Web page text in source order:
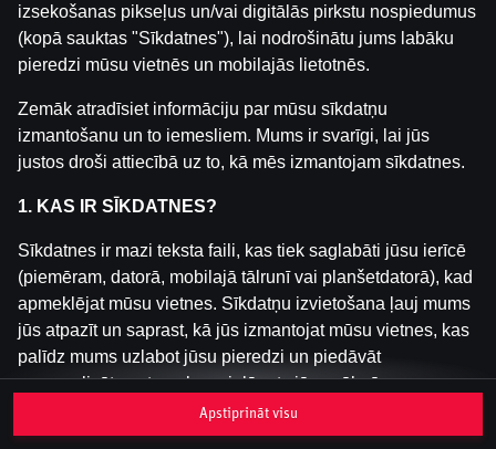
Šai spēlei nav pieejama demo versija. Lūdzu,
pieslēdzies, lai spēlētu ar īstu naudu.
Pieslēgties
izsekošanas pikseļus un/vai digitālās pirkstu nospiedumus
(kopā sauktas "Sīkdatnes"), lai nodrošinātu jums labāku
pieredzi mūsu vietnēs un mobilajās lietotnēs.
Zemāk atradīsiet informāciju par mūsu sīkdatņu
izmantošanu un to iemesliem. Mums ir svarīgi, lai jūs
justos droši attiecībā uz to, kā mēs izmantojam sīkdatnes.
1. KAS IR SĪKDATNES?
Sīkdatnes ir mazi teksta faili, kas tiek saglabāti jūsu ierīcē
(piemēram, datorā, mobilajā tālrunī vai planšetdatorā), kad
apmeklējat mūsu vietnes. Sīkdatņu izvietošana ļauj mums
jūs atpazīt un saprast, kā jūs izmantojat mūsu vietnes, kas
palīdz mums uzlabot jūsu pieredzi un piedāvāt
personalizētu saturu, kas pielāgots jūsu vēlmēm.
Sīkdatnes var būt pagaidu (tā sauktas "sesijas sīkdatnes")
Apstiprināt visu